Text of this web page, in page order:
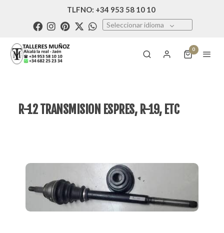
TLFNO: +34 953 58 10 10
Seleccionar idioma
0
R-12 TRANSMISION ESPRES, R-19, ETC